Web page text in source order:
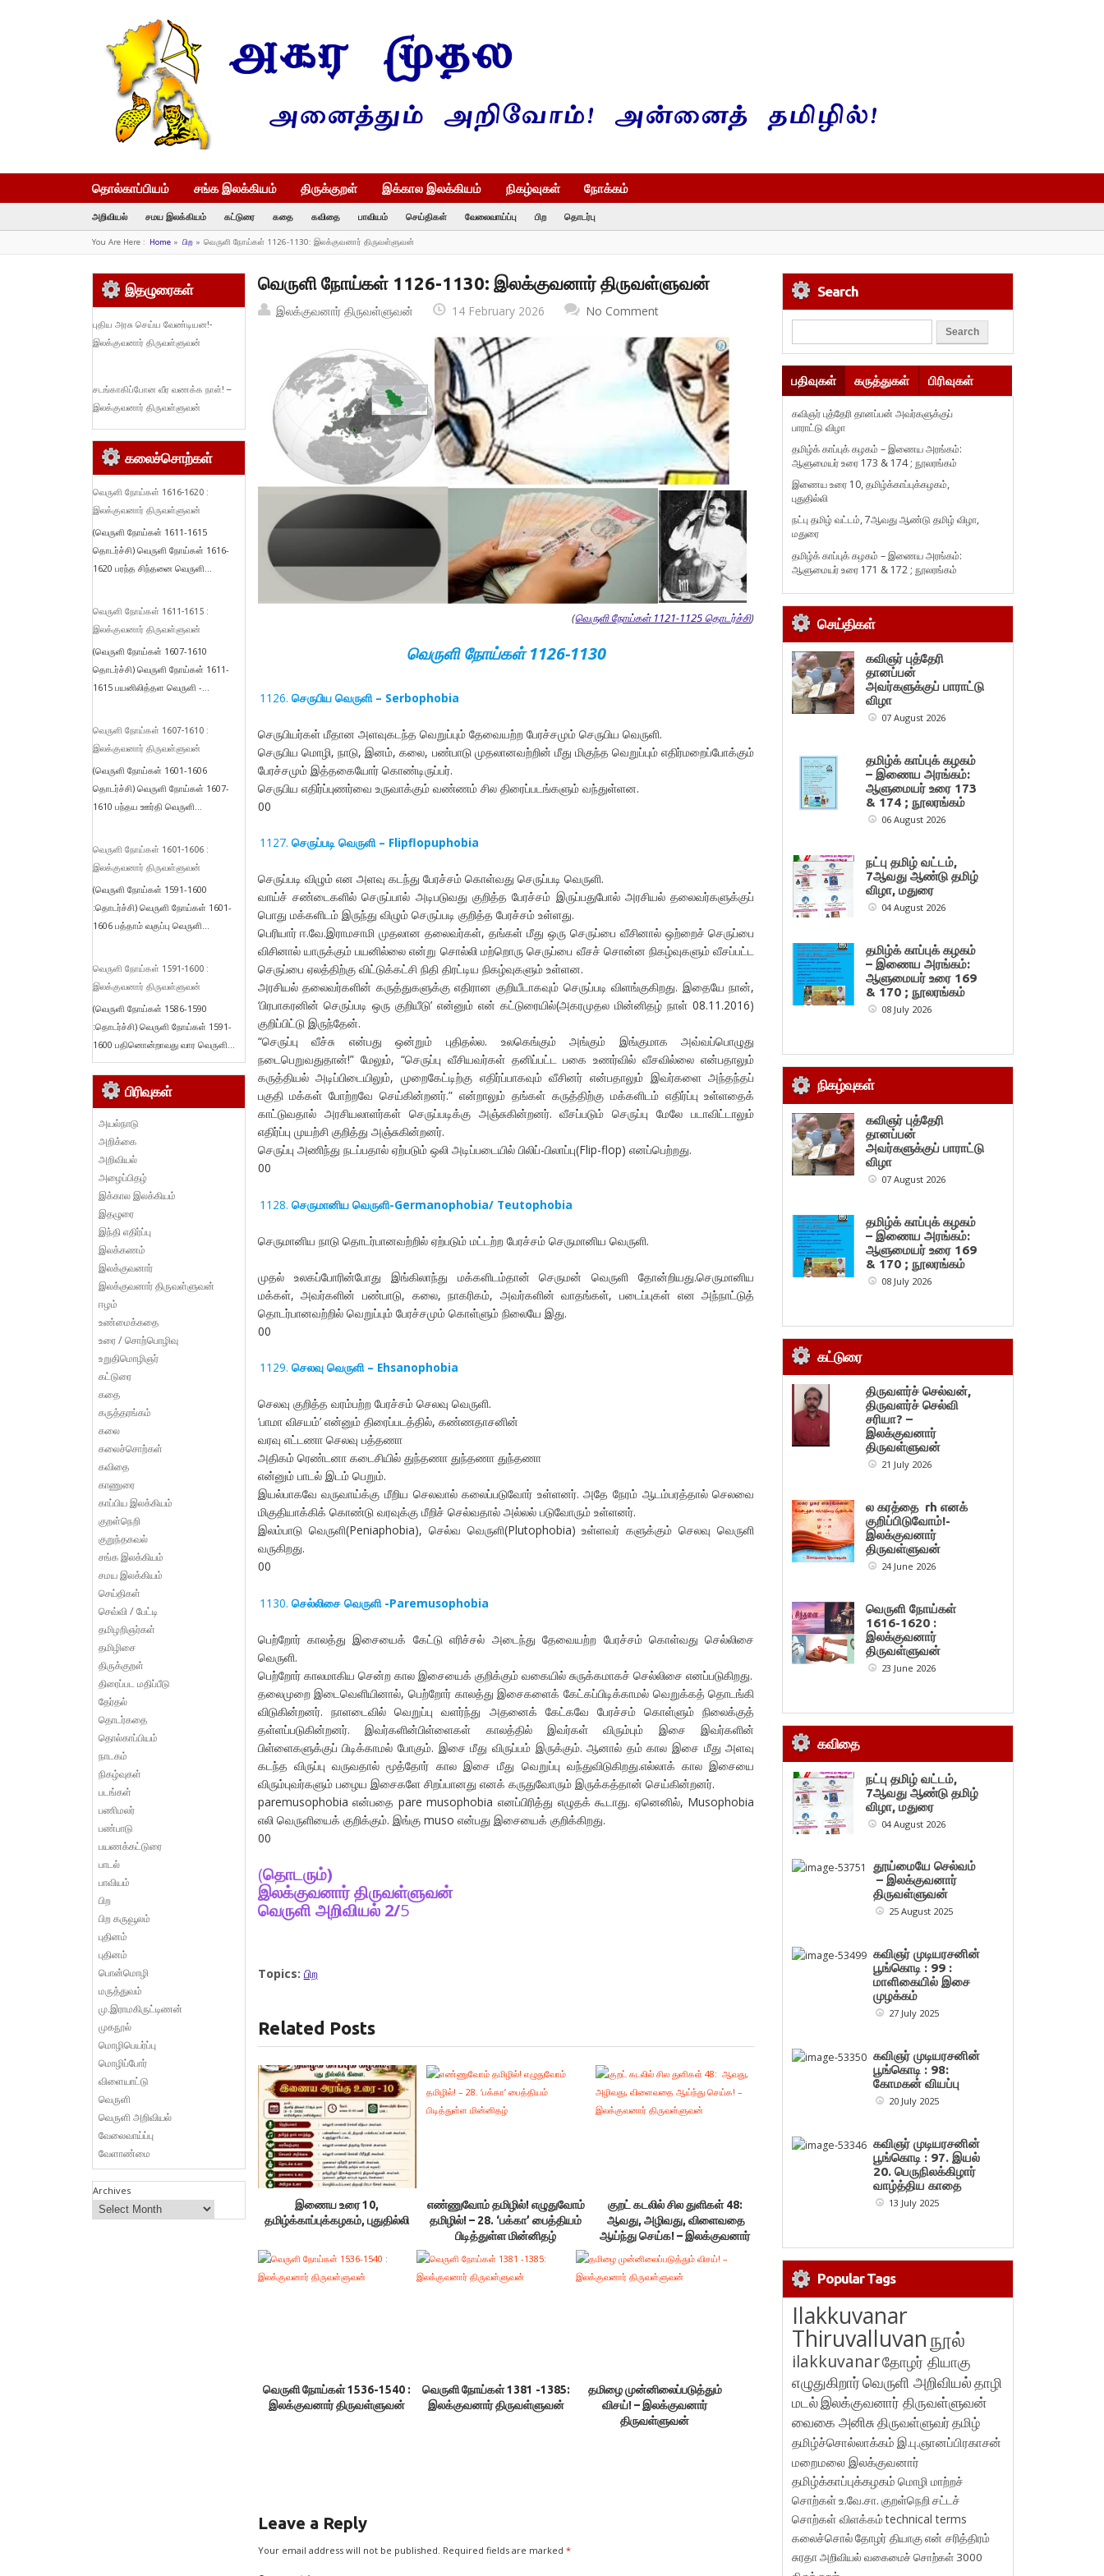
தொல்காப்பியம் சங்க இலக்கியம் திருக்குறள் இக்கால இலக்கியம் நிகழ்வுகள் நோக்கம்
அறிவியல் சமய இலக்கியம் கட்டுரை கதை கவிதை பாவியம் செய்திகள் வேலைவாய்ப்பு பிற தொடர்பு
You Are Here : Home» பிற» வெருளி நோய்கள் 1126-1130: இலக்குவனார் திருவள்ளுவன்
வெருளி நோய்கள் 1126-1130: இலக்குவனார் திருவள்ளுவன்
இலக்குவனார் திருவள்ளுவன் 14 February 2026 No Comment
(வெருளி நோய்கள் 1121-1125 தொடர்ச்சி)
வெருளி நோய்கள் 1126-1130
செருபிய வெருளி – Serbophobia
செருபியர்கள் மீதான அளவுகடந்த வெறுப்பும் தேவையற்ற பேரச்சமும் செருபிய வெருளி.
செருபிய மொழி, நாடு, இனம், கலை, பண்பாடு முதலானவற்றின் மீது மிகுந்த வெறுப்பும் எதிர்மறைப்போக்கும்
பேரச்சமும் இத்தகையோர் கொண்டிருப்பர்.
செருபிய எதிர்ப்புணர்வை உருவாக்கும் வண்ணம் சில திரைப்படங்களும் வந்துள்ளன.
00
செருப்படி வெருளி – Flipflopuphobia
செருப்படி விழும் என அளவு கடந்து பேரச்சம் கொள்வது செருப்படி வெருளி.
வாய்ச் சண்டைகளில் செருப்பால் அடிபடுவது குறித்த பேரச்சம் இருப்பதுபோல் அரசியல் தலைவர்களுக்குப்
பொது மக்களிடம் இருந்து விழும் செருப்படி குறித்த பேரச்சம் உள்ளது.
பெரியார் ஈ.வே.இராமசாமி முதலான தலைவர்கள், தங்கள் மீது ஒரு செருப்பை வீசினால் ஒற்றைச் செருப்பை
விசினால் யாருக்கும் பயனில்லை என்று சொல்லி மற்றொரு செருப்பை வீசச் சொன்ன நிகழ்வுகளும் வீசப்பட்ட
செருப்பை ஏலத்திற்கு விட்டுக்கட்சி நிதி திரட்டிய நிகழ்வுகளும் உள்ளன.
அரசியல் தலைவர்களின் கருத்துகளுக்கு எதிரான குறியீடாகவும் செருப்படி விளங்குகிறது. இதையே நான்,
‘பிரபாகரனின் செருப்படி ஒரு குறியீடு’ என்னும் என் கட்டுரையில்(அகரமுதல மின்னிதழ் நாள் 08.11.2016)
குறிப்பிட்டு இருந்தேன்.
“செருப்பு வீச்சு என்பது ஒன்றும் புதிதல்ல. உலகெங்கும் அங்கும் இங்குமாக அவ்வப்பொழுது
நடைபெறுவதுதான்!” மேலும், “செருப்பு வீசியவர்கள் தனிப்பட்ட பகை உணர்வில் வீசவில்லை என்பதாலும்
கருத்தியல் அடிப்பிடையிலும், முறைகேட்டிற்கு எதிர்ப்பாகவும் வீசினர் என்பதாலும் இவர்களை அந்தந்தப்
பகுதி மக்கள் போற்றவே செய்கின்றனர்.” என்றாலும் தங்கள் கருத்திற்கு மக்களிடம் எதிர்ப்பு உள்ளதைக்
காட்டுவதால் அரசியலாளர்கள் செருப்படிக்கு அஞ்சுகின்றனர். வீசப்படும் செருப்பு மேலே படாவிட்டாலும்
எதிர்ப்பு முயற்சி குறித்து அஞ்சுகின்றனர்.
செருப்பு அணிந்து நடப்பதால் ஏற்படும் ஒலி அடிப்படையில் பிலிப்-பிலாப்பு(Flip-flop) எனப்பெற்றது.
00
செருமானிய வெருளி-Germanophobia/ Teutophobia
செருமானிய நாடு தொடர்பானவற்றில் ஏற்படும் மட்டற்ற பேரச்சம் செருமானிய வெருளி.
முதல் உலகப்போரின்போது இங்கிலாந்து மக்களிடம்தான் செருமன் வெருளி தோன்றியது.செருமானிய
மக்கள், அவர்களின் பண்பாடு, கலை, நாகரிகம், அவர்களின் வாதங்கள், படைப்புகள் என அந்நாட்டுத்
தொடர்பானவற்றில் வெறுப்பும் பேரச்சமும் கொள்ளும் நிலையே இது.
00
செலவு வெருளி – Ehsanophobia
செலவு குறித்த வரம்பற்ற பேரச்சம் செலவு வெருளி.
‘பாமா விசயம்’ என்னும் திரைப்படத்தில், கண்ணதாசனின்
வரவு எட்டணா செலவு பத்தணா
அதிகம் ரெண்டனா கடைசியில் துந்தணா துந்தணா துந்தணா
என்னும் பாடல் இடம் பெறும்.
இயல்பாகவே வருவாய்க்கு மீறிய செலவால் கலைப்படுவோர் உள்ளனர். அதே நேரம் ஆடம்பரத்தால் செலவை
மிகுதியாக்கிக் கொண்டு வரவுக்கு மீறிச் செல்வதால் அல்லல் படுவோரும் உள்ளனர்.
இலம்பாடு வெருளி(Peniaphobia), செல்வ வெருளி(Plutophobia) உள்ளவர் களுக்கும் செலவு வெருளி
வருகிறது.
00
செல்லிசை வெருளி -Paremusophobia
பெற்றோர் காலத்து இசையைக் கேட்டு எரிச்சல் அடைந்து தேவையற்ற பேரச்சம் கொள்வது செல்லிசை
வெருளி.
பெற்றோர் காலமாகிய சென்ற கால இசையைக் குறிக்கும் வகையில் சுருக்கமாகச் செல்லிசை எனப்படுகிறது.
தலைமுறை இடைவெளியினால், பெற்றோர் காலத்து இசைகளைக் கேட்கப்பிடிக்காமல் வெறுக்கத் தொடங்கி
விடுகின்றனர். நாளடைவில் வெறுப்பு வளர்ந்து அதனைக் கேட்கவே பேரச்சம் கொள்ளும் நிலைக்குத்
தள்ளப்படுகின்றனர். இவர்களின்பிள்ளைகள் காலத்தில் இவர்கள் விரும்பும் இசை இவர்களின்
பிள்ளைகளுக்குப் பிடிக்காமல் போகும். இசை மீது விருப்பம் இருக்கும். ஆனால் தம் கால இசை மீது அளவு
கடந்த விருப்பு வருவதால் மூத்தோர் கால இசை மீது வெறுப்பு வந்துவிடுகிறது.எல்லாக் கால இசையை
விரும்புவர்களும் பழைய இசைகளே சிறப்பானது எனக் கருதுவோரும் இருக்கத்தான் செய்கின்றனர்.
paremusophobia என்பதை pare musophobia எனப்பிரித்து எழுதக் கூடாது. ஏனெனில், Musophobia
எலி வெருளியைக் குறிக்கும். இங்கு muso என்பது இசையைக் குறிக்கிறது.
00
(தொடரும்)
இலக்குவனார் திருவள்ளுவன்
வெருளி அறிவியல் 2/5
Topics: பிற
Related Posts
இணைய உரை 10,
தமிழ்க்காப்புக்கழகம், புதுதில்லி
எண்ணுவோம் தமிழில்! எழுதுவோம்
தமிழில்! – 28. ‘பக்கா’ பைத்தியம்
பிடித்துள்ள மின்னிதழ்
குறட் கடலில் சில துளிகள் 48:
ஆவது, அழிவது, விளைவதை
ஆய்ந்து செய்க! – இலக்குவனார்
வெருளி நோய்கள் 1536-1540 :
இலக்குவனார் திருவள்ளுவன்
வெருளி நோய்கள் 1381 -1385:
இலக்குவனார் திருவள்ளுவன்
தமிழை முன்னிலைப்படுத்தும்
விசய்! – இலக்குவனார்
திருவள்ளுவன்
Leave a Reply
Your email address will not be published. Required fields are marked *
இதழுரைகள்
புதிய அரசு செய்ய வேண்டியன!-
இலக்குவனார் திருவள்ளுவன்
சடங்காகிப்போன வீர வணக்க நாள்! –
இலக்குவனார் திருவள்ளுவன்
கலைச்சொற்கள்
வெருளி நோய்கள் 1616-1620 :
இலக்குவனார் திருவள்ளுவன்
(வெருளி நோய்கள் 1611-1615
தொடர்ச்சி) வெருளி நோய்கள் 1616-
1620 பரந்த சிந்தனை வெருளி...
வெருளி நோய்கள் 1611-1615 :
இலக்குவனார் திருவள்ளுவன்
(வெருளி நோய்கள் 1607-1610
தொடர்ச்சி) வெருளி நோய்கள் 1611-
1615 பயனிலித்தள வெருளி -...
வெருளி நோய்கள் 1607-1610 :
இலக்குவனார் திருவள்ளுவன்
(வெருளி நோய்கள் 1601-1606
தொடர்ச்சி) வெருளி நோய்கள் 1607-
1610 பந்தய ஊர்தி வெருளி...
வெருளி நோய்கள் 1601-1606 :
இலக்குவனார் திருவள்ளுவன்
(வெருளி நோய்கள் 1591-1600
:தொடர்ச்சி) வெருளி நோய்கள் 1601-
1606 பத்தாம் வகுப்பு வெருளி...
வெருளி நோய்கள் 1591-1600 :
இலக்குவனார் திருவள்ளுவன்
(வெருளி நோய்கள் 1586-1590
:தொடர்ச்சி) வெருளி நோய்கள் 1591-
1600 பதினொன்றாவது வார வெருளி...
பிரிவுகள்
அயல்நாடு
அறிக்கை
அறிவியல்
அழைப்பிதழ்
இக்கால இலக்கியம்
இதழுரை
இந்தி எதிர்ப்பு
இலக்கணம்
இலக்குவனார்
இலக்குவனார் திருவள்ளுவன்
ஈழம்
உண்மைக்கதை
உரை / சொற்பொழிவு
உறுதிமொழிஞர்
கட்டுரை
கதை
கருத்தரங்கம்
கலை
கலைச்சொற்கள்
கவிதை
காணுரை
காப்பிய இலக்கியம்
குறள்நெறி
குறுந்தகவல்
சங்க இலக்கியம்
சமய இலக்கியம்
செய்திகள்
செவ்வி / பேட்டி
தமிழறிஞர்கள்
தமிழிசை
திருக்குறள்
திரைப்பட மதிப்பீடு
தேர்தல்
தொடர்கதை
தொல்காப்பியம்
நாடகம்
நிகழ்வுகள்
படங்கள்
பணிமலர்
பண்பாடு
பயணக்கட்டுரை
பாடல்
பாவியம்
பிற
பிற கருவூலம்
புதினம்
புதினம்
பொன்மொழி
மருத்துவம்
மு.இராமகிருட்டிணன்
முகநூல்
மொழிபெயர்ப்பு
மொழிப்போர்
விளையாட்டு
வெருளி
வெருளி அறிவியல்
வேலைவாய்ப்பு
வேளாண்மை
Archives
Search
பதிவுகள் கருத்துகள் பிரிவுகள்
கவிஞர் புத்தேரி தானப்பன் அவர்களுக்குப்
பாராட்டு விழா
தமிழ்க் காப்புக் கழகம் – இணைய அரங்கம்:
ஆளுமையர் உரை 173 & 174 ; நூலரங்கம்
இணைய உரை 10, தமிழ்க்காப்புக்கழகம்,
புதுதில்லி
நட்பு தமிழ் வட்டம், 7ஆவது ஆண்டு தமிழ் விழா,
மதுரை
தமிழ்க் காப்புக் கழகம் – இணைய அரங்கம்:
ஆளுமையர் உரை 171 & 172 ; நூலரங்கம்
செய்திகள்
கவிஞர் புத்தேரி
தானப்பன்
அவர்களுக்குப் பாராட்டு
விழா
07 August 2026
தமிழ்க் காப்புக் கழகம்
– இணைய அரங்கம்:
ஆளுமையர் உரை 173
& 174 ; நூலரங்கம்
06 August 2026
நட்பு தமிழ் வட்டம்,
7ஆவது ஆண்டு தமிழ்
விழா, மதுரை
04 August 2026
தமிழ்க் காப்புக் கழகம்
– இணைய அரங்கம்:
ஆளுமையர் உரை 169
& 170 ; நூலரங்கம்
08 July 2026
நிகழ்வுகள்
கவிஞர் புத்தேரி
தானப்பன்
அவர்களுக்குப் பாராட்டு
விழா
07 August 2026
தமிழ்க் காப்புக் கழகம்
– இணைய அரங்கம்:
ஆளுமையர் உரை 169
& 170 ; நூலரங்கம்
08 July 2026
கட்டுரை
திருவளர்ச் செல்வன்,
திருவளர்ச் செல்வி
சரியா? –
இலக்குவனார்
திருவள்ளுவன்
21 July 2026
ல கரத்தை rh எனக்
குறிப்பிடுவோம்!-
இலக்குவனார்
திருவள்ளுவன்
24 June 2026
வெருளி நோய்கள்
1616-1620 :
இலக்குவனார்
திருவள்ளுவன்
23 June 2026
கவிதை
நட்பு தமிழ் வட்டம்,
7ஆவது ஆண்டு தமிழ்
விழா, மதுரை
04 August 2026
தூய்மையே செல்வம்
– இலக்குவனார்
திருவள்ளுவன்
25 August 2025
கவிஞர் முடியரசனின்
பூங்கொடி : 99 :
மாளிகையில் இசை
முழக்கம்
27 July 2025
கவிஞர் முடியரசனின்
பூங்கொடி : 98:
கோமகன் வியப்பு
20 July 2025
கவிஞர் முடியரசனின்
பூங்கொடி : 97. இயல்
20. பெருநிலக்கிழார்
வாழ்த்திய காதை
13 July 2025
Popular Tags
Ilakkuvanar
Thiruvalluvanநூல்
ilakkuvanarதோழர் தியாகு
எழுதுகிறார்வெருளி அறிவியல்தாழி
மடல்இலக்குவனார் திருவள்ளுவன்
வைகை அனிசுதிருவள்ளுவர்தமிழ்
தமிழ்ச்சொல்லாக்கம் இ.பு.ஞானப்பிரகாசன்
மறைமலை இலக்குவனார்
தமிழ்க்காப்புக்கழகம் மொழி மாற்றச்
சொற்கள்உ.வே.சா. குறள்நெறி சட்டச்
சொற்கள் விளக்கம்technical terms
கலைச்சொல்தோழர் தியாகுஎன் சரித்திரம்
சுரதாஅறிவியல் வகைமைச் சொற்கள் 3000